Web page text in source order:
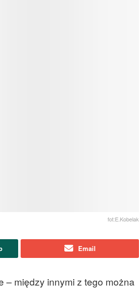
fot:E.Kobelak
Email
– między innymi z tego można